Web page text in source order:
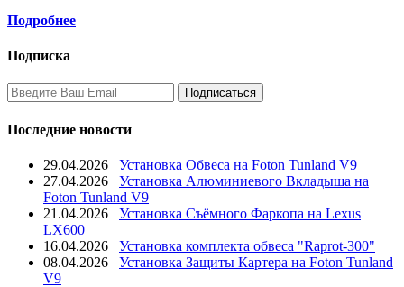
Подробнее
Подписка
Последние новости
29.04.2026
Установка Обвеса на Foton Tunland V9
27.04.2026
Установка Алюминиевого Вкладыша на
Foton Tunland V9
21.04.2026
Установка Съёмного Фаркопа на Lexus
LX600
16.04.2026
Установка комплекта обвеса "Raprot-300"
08.04.2026
Установка Защиты Картера на Foton Tunland
V9